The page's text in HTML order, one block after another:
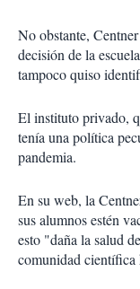
No obstante,
decisión de la
tampoco quiso
El instituto privado,
tenía una política
pandemia.
En su web, la
sus alumnos estén
esto "daña la salud
comunidad científica